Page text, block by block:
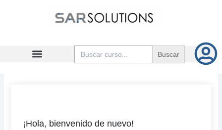
Buscar:
¡Hola, bienvenido de nuevo!